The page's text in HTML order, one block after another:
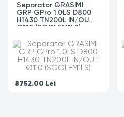
Separator GRASIMI
GRP GPro 1.0LS D800
H1430 TN200L IN/OUT
Ø110 (SGGLEM1LS)
8752.00 Lei